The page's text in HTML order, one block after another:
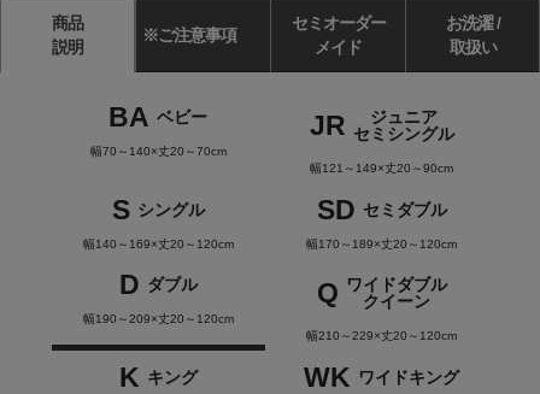
商品
説明
※ご注意事項
セミオーダー
メイド
お洗濯 /
取扱い
BA ベビー
幅70～140×丈20～70cm
JR
ジュニア
セミシングル
幅121～149×丈20～90cm
S シングル
幅140～169×丈20～120cm
SD セミダブル
幅170～189×丈20～120cm
D ダブル
幅190～209×丈20～120cm
Q ワイドダブル
クイーン
幅210～229×丈20～120cm
K キング WK ワイドキング